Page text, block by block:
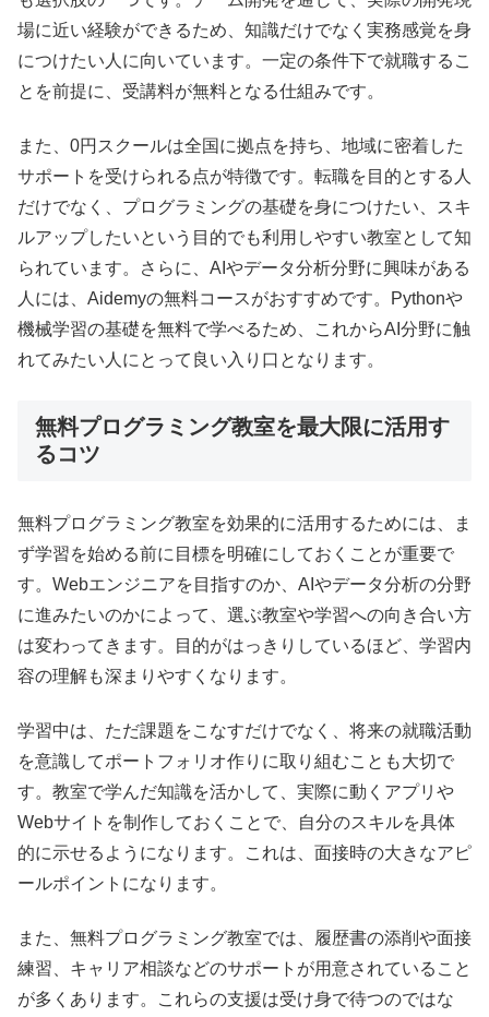
場に近い経験ができるため、知識だけでなく実務感覚を身
につけたい人に向いています。一定の条件下で就職するこ
とを前提に、受講料が無料となる仕組みです。
また、0円スクールは全国に拠点を持ち、地域に密着した
サポートを受けられる点が特徴です。転職を目的とする人
だけでなく、プログラミングの基礎を身につけたい、スキ
ルアップしたいという目的でも利用しやすい教室として知
られています。さらに、AIやデータ分析分野に興味がある
人には、Aidemyの無料コースがおすすめです。Pythonや
機械学習の基礎を無料で学べるため、これからAI分野に触
れてみたい人にとって良い入り口となります。
無料プログラミング教室を最大限に活用す
るコツ
無料プログラミング教室を効果的に活用するためには、ま
ず学習を始める前に目標を明確にしておくことが重要で
す。Webエンジニアを目指すのか、AIやデータ分析の分野
に進みたいのかによって、選ぶ教室や学習への向き合い方
は変わってきます。目的がはっきりしているほど、学習内
容の理解も深まりやすくなります。
学習中は、ただ課題をこなすだけでなく、将来の就職活動
を意識してポートフォリオ作りに取り組むことも大切で
す。教室で学んだ知識を活かして、実際に動くアプリや
Webサイトを制作しておくことで、自分のスキルを具体
的に示せるようになります。これは、面接時の大きなアピ
ールポイントになります。
また、無料プログラミング教室では、履歴書の添削や面接
練習、キャリア相談などのサポートが用意されていること
が多くあります。これらの支援は受け身で待つのではな